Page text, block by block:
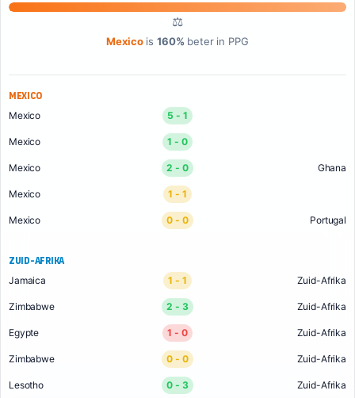
⚖
Mexicois 160% beter in PPG
Mexico
Mexico 5 - 1
Mexico 1 - 0
Mexico 2 - 0 Ghana
Mexico 1 - 1
Mexico 0 - 0 Portugal
Zuid-Afrika
Jamaica 1 - 1 Zuid-Afrika
Zimbabwe 2 - 3 Zuid-Afrika
Egypte 1 - 0 Zuid-Afrika
Zimbabwe 0 - 0 Zuid-Afrika
Lesotho 0 - 3 Zuid-Afrika